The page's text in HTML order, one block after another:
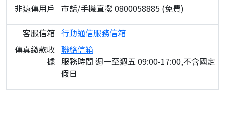
非遠傳用戶 市話/手機直撥 0800058885 (免費)
客服信箱 行動通信服務信箱
傳真繳款收
據
聯絡信箱
服務時間 週一至週五 09:00-17:00,不含國定
假日